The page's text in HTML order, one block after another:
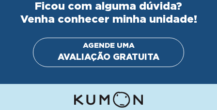
Ficou com alguma dúvida?
Venha conhecer minha unidade!
AGENDE UMA
AVALIAÇÃO GRATUITA